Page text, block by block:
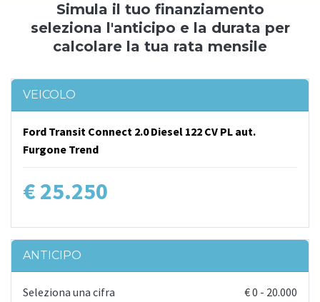
Simula il tuo finanziamento
seleziona l'anticipo e la durata per
calcolare la tua rata mensile
VEICOLO
Ford Transit Connect 2.0 Diesel 122 CV PL aut.
Furgone Trend
€ 25.250
ANTICIPO
Seleziona una cifra €0 - 20.000